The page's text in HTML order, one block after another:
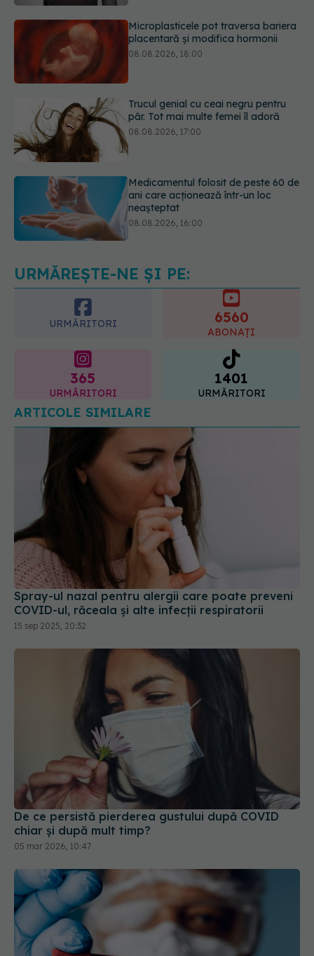
Trucul genial cu ceai negru pentru
Medicamentul folosit de peste 60 de
Transpirații nocturne: semnul ignorat
care poate ascunde probleme
URMĂREȘTE-NE ȘI PE:
URMĂRITORI 6560
ABONAȚI
365
URMĂRITORI
1401
URMĂRITORI
ARTICOLE SIMILARE
Spray-ul nazal pentru alergii care poate preveni
COVID-ul, răceala și alte infecții respiratorii
15 sep 2025, 20:32
De ce persistă pierderea gustului după COVID
chiar și după mult timp?
05 mar 2026, 10:47